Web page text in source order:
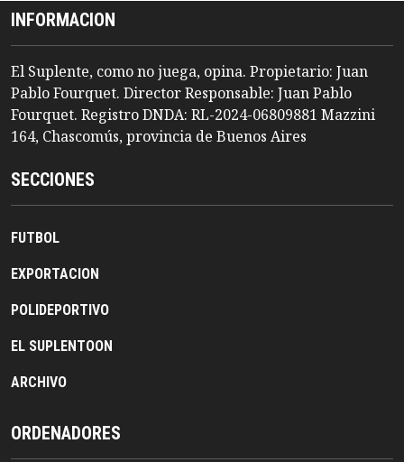
INFORMACION
El Suplente, como no juega, opina. Propietario: Juan
Pablo Fourquet. Director Responsable: Juan Pablo
Fourquet. Registro DNDA: RL-2024-06809881 Mazzini
164, Chascomús, provincia de Buenos Aires
SECCIONES
FUTBOL
EXPORTACION
POLIDEPORTIVO
EL SUPLENTOON
ARCHIVO
ORDENADORES